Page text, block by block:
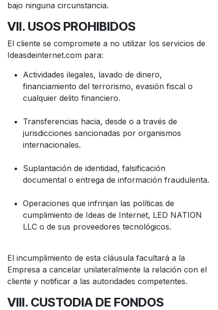
bajo ninguna circunstancia.
VII. USOS PROHIBIDOS
El cliente se compromete a no utilizar los servicios de
Ideasdeinternet.com para:
Actividades ilegales, lavado de dinero,
financiamiento del terrorismo, evasión fiscal o
cualquier delito financiero.
Transferencias hacia, desde o a través de
jurisdicciones sancionadas por organismos
internacionales.
Suplantación de identidad, falsificación
documental o entrega de información fraudulenta.
Operaciones que infrinjan las políticas de
cumplimiento de Ideas de Internet, LED NATION
LLC o de sus proveedores tecnológicos.
El incumplimiento de esta cláusula facultará a la
Empresa a cancelar unilateralmente la relación con el
cliente y notificar a las autoridades competentes.
VIII. CUSTODIA DE FONDOS